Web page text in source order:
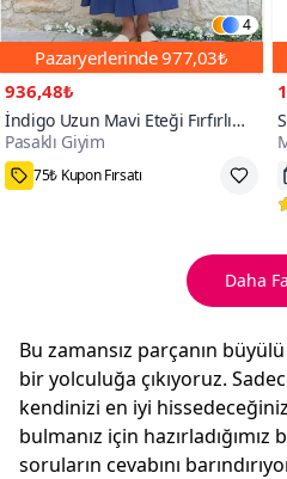
4
Pazaryerlerinde977,03₺
936,48₺
İndigo Uzun Mavi Eteği Fırfırlı
Kısa Kol Apolet Detaylı Salaş
Rahat Elbise
Pasaklı Giyim
75₺ Kupon Fırsatı
Daha
Bu zamansız parçanın
bir yolculuğa çıkıyoruz.
kendinizi en iyi
bulmanız için hazırladığımız
soruların cevabını